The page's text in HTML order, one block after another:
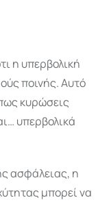
η υπερβολική
ποινής. Αυτό
κυρώσεις
υπερβολικά
ασφάλειας, η
μπορεί να